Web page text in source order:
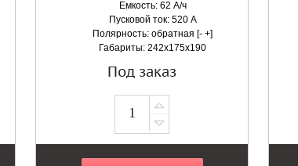
Емкость: 62 А/ч
Пусковой ток: 520 А
Полярность: обратная [- +]
Габариты: 242x175x190
Под заказ